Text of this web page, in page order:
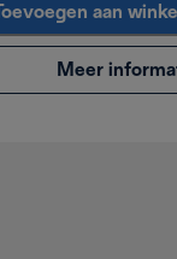
Toevoegen aan
Meer